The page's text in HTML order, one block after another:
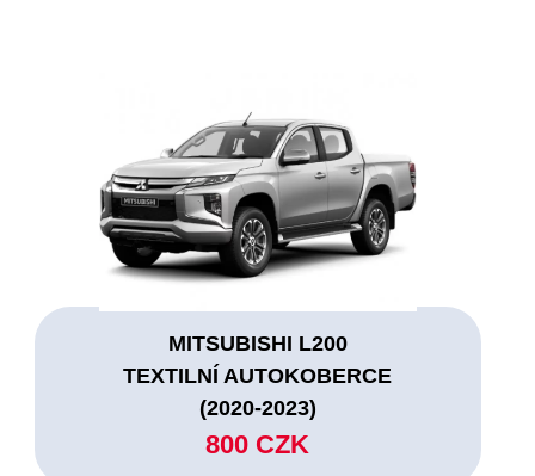
MITSUBISHI L200
TEXTILNÍ AUTOKOBERCE
(2020-2023)
800 CZK